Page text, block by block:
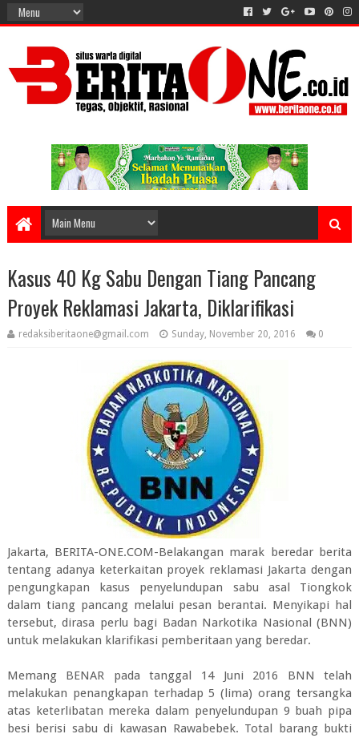
Kasus 40 Kg Sabu Dengan Tiang Pancang
Proyek Reklamasi Jakarta, Diklarifikasi
redaksiberitaone@gmail.com Sunday, November 20, 2016 0
Jakarta, BERITA-ONE.COM-Belakangan marak beredar berita
tentang adanya keterkaitan proyek reklamasi Jakarta dengan
pengungkapan kasus penyelundupan sabu asal Tiongkok
dalam tiang pancang melalui pesan berantai. Menyikapi hal
tersebut, dirasa perlu bagi Badan Narkotika Nasional (BNN)
untuk melakukan klarifikasi pemberitaan yang beredar.
Memang BENAR pada tanggal 14 Juni 2016 BNN telah
melakukan penangkapan terhadap 5 (lima) orang tersangka
atas keterlibatan mereka dalam penyelundupan 9 buah pipa
besi berisi sabu di kawasan Rawabebek. Total barang bukti